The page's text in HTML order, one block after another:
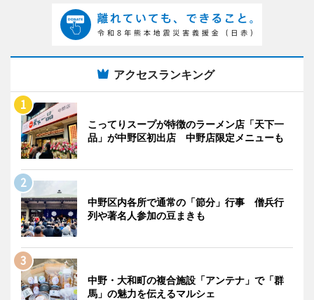
アクセスランキング
こってりスープが特徴のラーメン店「天下一
品」が中野区初出店 中野店限定メニューも
中野区内各所で通常の「節分」行事 僧兵行
列や著名人参加の豆まきも
中野・大和町の複合施設「アンテナ」で「群
馬」の魅力を伝えるマルシェ